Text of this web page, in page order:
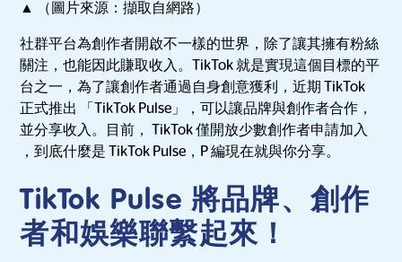
▲ （圖片來源：擷取自網路）
社群平台為創作者開啟不一樣的世界，除了讓其擁有粉絲
關注，也能因此賺取收入。TikTok 就是實現這個目標的平
台之一，為了讓創作者通過自身創意獲利，近期 TikTok
正式推出 「TikTok Pulse」，可以讓品牌與創作者合作，
並分享收入。目前， TikTok 僅開放少數創作者申請加入
，到底什麼是 TikTok Pulse，P 編現在就與你分享。
TikTok Pulse 將品牌、創作
者和娛樂聯繫起來！